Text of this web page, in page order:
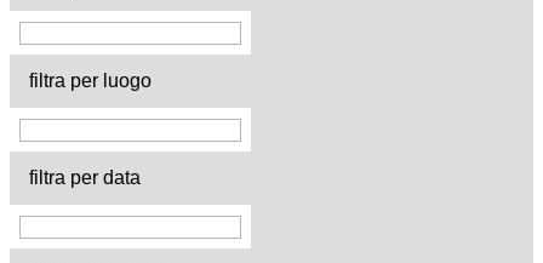
filtra per luogo
filtra per data